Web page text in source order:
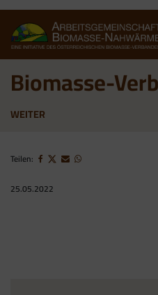
content
Biomasse-
WEITER
Teilen:
25.05.2022